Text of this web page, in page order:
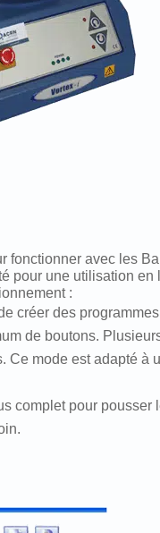
fonctionner avec les
pour une utilisation en
:
créer des
de boutons.
Ce mode est adapté à
complet pour pousser